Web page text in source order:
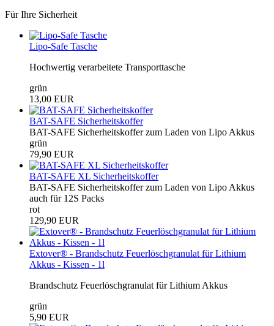
Für Ihre Sicherheit
Lipo-Safe Tasche
Hochwertig verarbeitete Transporttasche
grün
13,00 EUR
BAT-SAFE Sicherheitskoffer
BAT-SAFE Sicherheitskoffer zum Laden von Lipo Akkus
grün
79,90 EUR
BAT-SAFE XL Sicherheitskoffer
BAT-SAFE Sicherheitskoffer zum Laden von Lipo Akkus
auch für 12S Packs
rot
129,90 EUR
Extover® - Brandschutz Feuerlöschgranulat für Lithium
Akkus - Kissen - 1l
Brandschutz Feuerlöschgranulat für Lithium Akkus
grün
5,90 EUR